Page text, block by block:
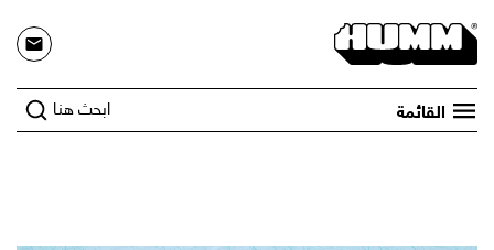
القائمة ابحث هنا